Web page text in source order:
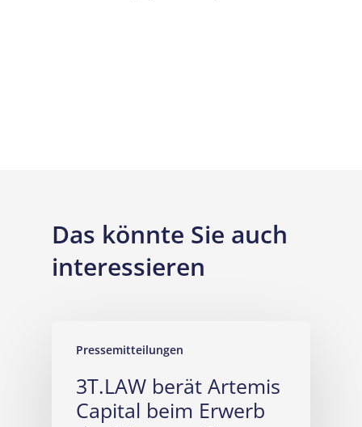
Das könnte Sie auch
interessieren
Pressemitteilungen
3T.LAW berät Artemis
Capital beim Erwerb